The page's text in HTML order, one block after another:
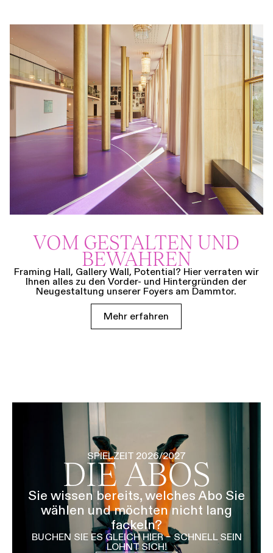
VOM GESTALTEN UND
BEWAHREN
Framing Hall, Gallery Wall, Potential? Hier verraten wir
Ihnen alles zu den Vorder- und Hintergründen der
Neugestaltung unserer Foyers am Dammtor.
Mehr erfahren
SPIELZEIT 2026/2027
DIE ABOS
Sie wissen bereits, welches Abo Sie
wählen und möchten nicht lang
fackeln?
BUCHEN SIE ES GLEICH HIER – SCHNELL SEIN
LOHNT SICH!